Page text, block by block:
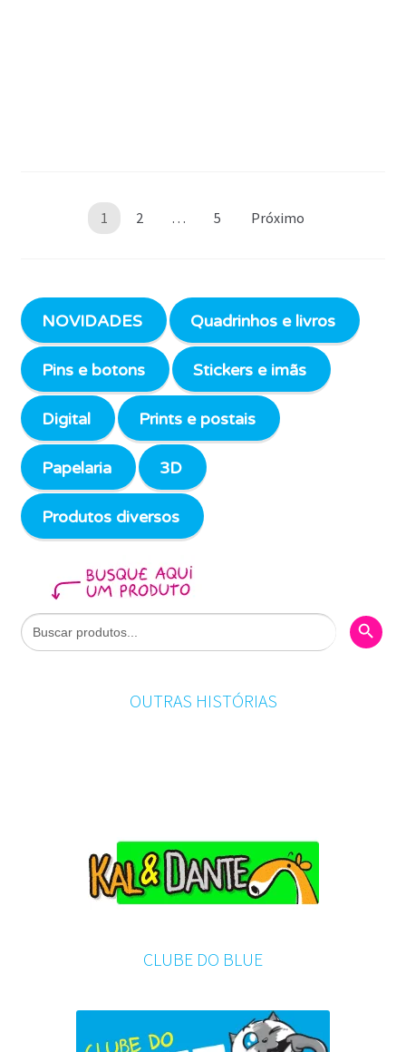
Paginação
1 2 … 5 Próximo
NOVIDADES Quadrinhos e livros
Pins e botons Stickers e imãs
Digital Prints e postais
Papelaria 3D
Produtos diversos
Search
for:
Search
OUTRAS HISTÓRIAS
CLUBE DO BLUE